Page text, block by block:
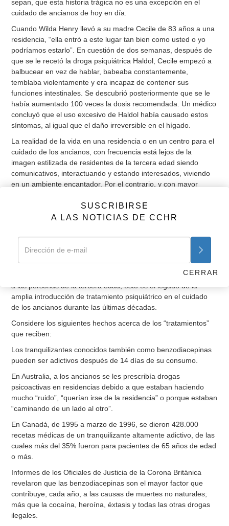
sepan, que esta historia trágica no es una excepción en el
cuidado de ancianos de hoy en día.
Cuando Wilda Henry llevó a su madre Cecile de 83 años a una
residencia, “ella entró a este lugar tan bien como usted o yo
podríamos estarlo”. En cuestión de dos semanas, después de
que se le recetó la droga psiquiátrica Haldol, Cecile empezó a
balbucear en vez de hablar, babeaba constantemente,
temblaba violentamente y era incapaz de contener sus
funciones intestinales. Se descubrió posteriormente que se le
había aumentado 100 veces la dosis recomendada. Un médico
concluyó que el uso excesivo de Haldol había causado estos
síntomas, al igual que el daño irreversible en el hígado.
La realidad de la vida en una residencia o en un centro para el
cuidado de los ancianos, con frecuencia está lejos de la
imagen estilizada de residentes de la tercera edad siendo
comunicativos, interactuando y estando interesados, viviendo
en un ambiente encantador. Por el contrario, y con mayor
de estos centros, se ve sumiso, callado, como ausente, con
una especie de carencia de vitalidad, tal vez mirando al vacío o
condiciones se pueden originar utilizando el tratamiento electro
convulsivo o de choque (ECT) o simplemente por la amenaza
Mas que ser el fracaso del personal de la residencia que cuida
a las personas de la tercera edad, esto es el legado de la
amplia introducción de tratamiento psiquiátrico en el cuidado
de los ancianos durante las últimas décadas.
Considere los siguientes hechos acerca de los “tratamientos”
que reciben:
Los tranquilizantes conocidos también como benzodiacepinas
pueden ser adictivos después de 14 días de su consumo.
En Australia, a los ancianos se les prescribía drogas
psicoactivas en residencias debido a que estaban haciendo
mucho “ruido”, “querían irse de la residencia” o porque estaban
“caminando de un lado al otro”.
En Canadá, de 1995 a marzo de 1996, se dieron 428.000
recetas médicas de un tranquilizante altamente adictivo, de las
cuales más del 35% fueron para pacientes de 65 años de edad
o más.
Informes de los Oficiales de Justicia de la Corona Británica
revelaron que las benzodiacepinas son el mayor factor que
contribuye, cada año, a las causas de muertes no naturales;
más que la cocaína, heroína, éxtasis y todas las otras drogas
ilegales.
SUSCRIBIRSE
A LAS NOTICIAS DE CCHR
CERRAR